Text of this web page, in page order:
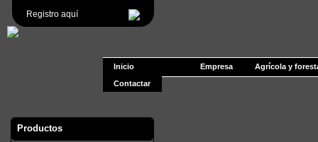
Registro aquí
Inicio Empresa
Agrícola y
Contactar
Productos